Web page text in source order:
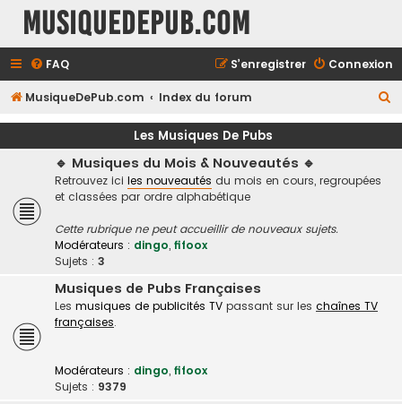
MusiqueDePub.com
FAQ Connexion
S’enregistrer
MusiqueDePub.com Index du forum
e
Les Musiques De Pubs
🔹 Musiques du Mois & Nouveautés 🔹
Retrouvez ici les nouveautés du mois en cours, regroupées
et classées par ordre alphabétique
Cette rubrique ne peut accueillir de nouveaux sujets.
Modérateurs : dingo, fifoox
Sujets : 3
Musiques de Pubs Françaises
Les musiques de publicités TV passant sur les chaînes TV
françaises.
Modérateurs : dingo, fifoox
Sujets : 9379